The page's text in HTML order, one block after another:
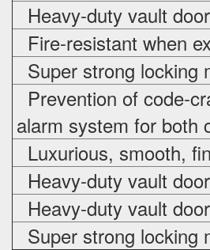
Heavy-duty vault
Fire-resistant when
Super strong locking
Prevention of code-
alarm system for both
Luxurious, smooth,
Heavy-duty vault
Heavy-duty vault
Super strong locking